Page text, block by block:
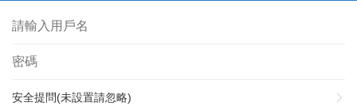
安全提問(未設置請忽略)